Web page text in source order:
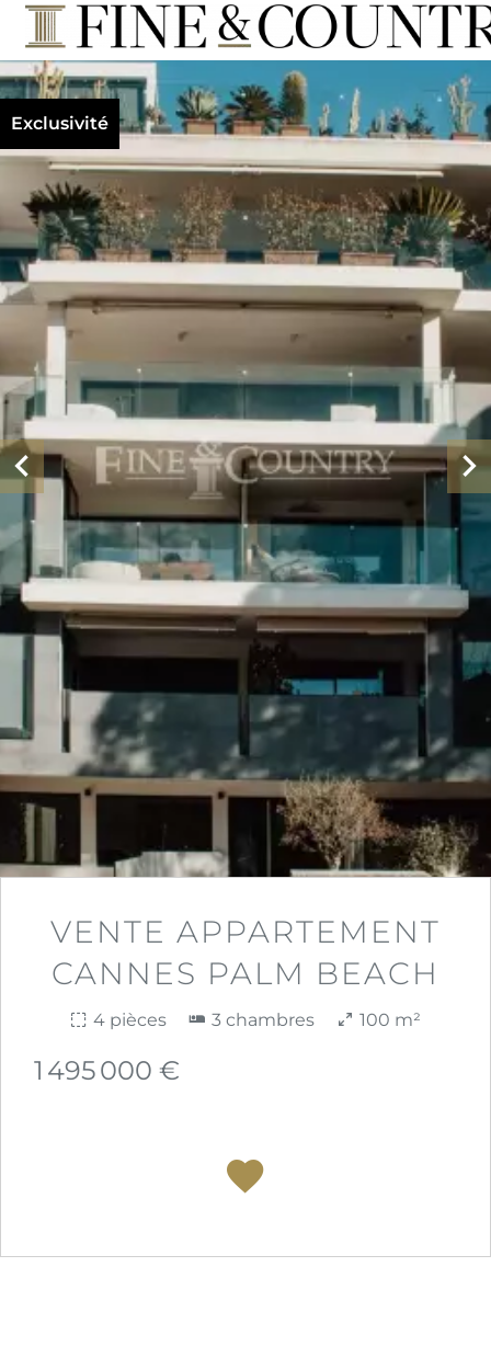
VENTE APPARTEMENT
CANNES PALM BEACH
4 pièces 3 chambres 100 m²
1 495 000 €
Exclusivité